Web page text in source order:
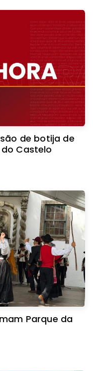
de botija de
Castelo
Parque da